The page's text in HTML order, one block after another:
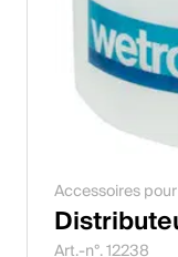
Accessoires